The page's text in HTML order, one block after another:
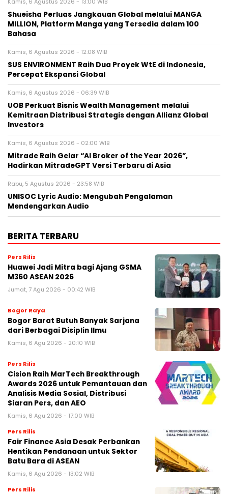
Shueisha Perluas Jangkauan Global melalui MANGA
MILLION, Platform Manga yang Tersedia dalam 100
Bahasa
Kamis, 6 Agustus 2026 - 12:08 WIB
SUS ENVIRONMENT Raih Dua Proyek WtE di Indonesia,
Percepat Ekspansi Global
Kamis, 6 Agustus 2026 - 06:39 WIB
UOB Perkuat Bisnis Wealth Management melalui
Kemitraan Distribusi Strategis dengan Allianz Global
Investors
Kamis, 6 Agustus 2026 - 02:00 WIB
Mitrade Raih Gelar “AI Broker of the Year 2026”,
Hadirkan MitradeGPT Versi Terbaru di Asia
Rabu, 5 Agustus 2026 - 23:58 WIB
UNISOC Lyric Audio: Mengubah Pengalaman
Mendengarkan Audio
BERITA TERBARU
Pers Rilis
Huawei Jadi Mitra bagi Ajang GSMA
M360 ASEAN 2026
Jumat, 7 Agu 2026 - 00:42 WIB
Bogor Raya
Bogor Barat Butuh Banyak Sarjana
dari Berbagai Disiplin Ilmu
Kamis, 6 Agu 2026 - 20:10 WIB
Pers Rilis
Cision Raih MarTech Breakthrough
Awards 2026 untuk Pemantauan dan
Analisis Media Sosial, Distribusi
Siaran Pers, dan AEO
Kamis, 6 Agu 2026 - 17:00 WIB
Pers Rilis
Fair Finance Asia Desak Perbankan
Hentikan Pendanaan untuk Sektor
Batu Bara di ASEAN
Kamis, 6 Agu 2026 - 13:02 WIB
Pers Rilis